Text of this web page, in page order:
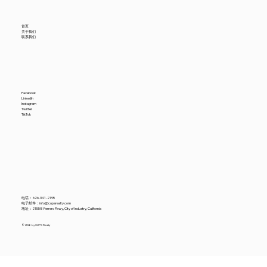
© 2026 by CUPS Realty
电话： 626-341-2195
电子邮件： info@cupsrealty.com
地址：21558 Ferrero Pkwy, City of Industry, California
首页
关于我们
联系我们
Facebook
LinkedIn
Instagram
Twitter
TikTok